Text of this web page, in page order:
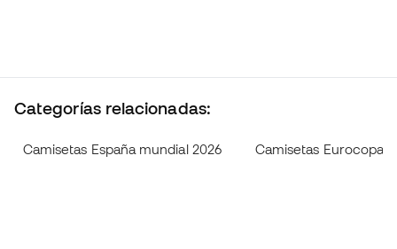
Categorías relacionadas:
Camisetas España mundial 2026 Camisetas Eurocopa